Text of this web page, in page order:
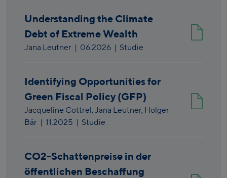
Understanding the Climate
Debt of Extreme Wealth
Jana Leutner | 06.2026 | Studie
Identifying Opportunities for
Green Fiscal Policy (GFP)
Jacqueline Cottrel,Jana Leutner, Holger
Bär | 11.2025 | Studie
CO2-Schattenpreise in der
öffentlichen Beschaffung